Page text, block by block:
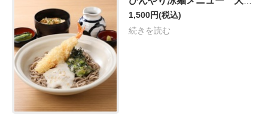
1,500円(税込)
続きを読む